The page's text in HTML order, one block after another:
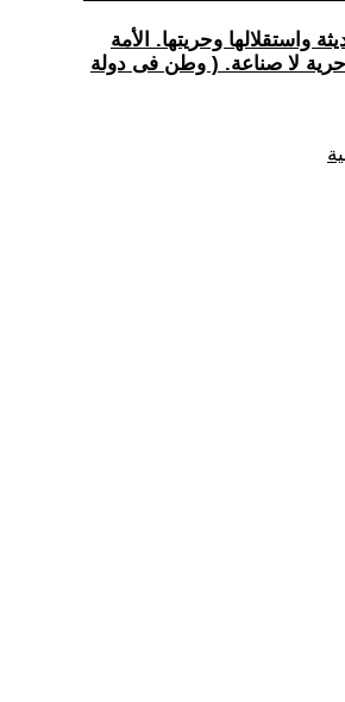
واستقلالها وحريتها. الأمة
حرية لا صناعة. ( وطن فى دولة